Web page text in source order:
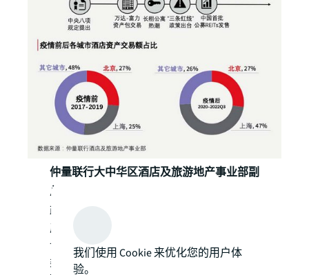
仲量联行大中华区酒店及旅游地产事业部副
总裁魏骏亚
政策促使国内房地产开发商通过剥离酒店资
产，以缓解资金压力并改善资产负债表，预
计未来6至12个月内，市场将会出现更多这
类交易。这类市场利空信号将迫使资产价格
我们使用 Cookie 来优化您的用户体
验。